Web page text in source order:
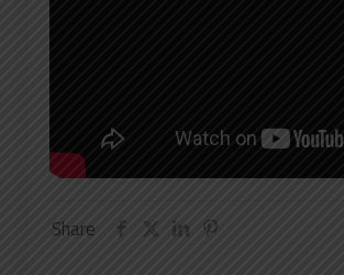
Share